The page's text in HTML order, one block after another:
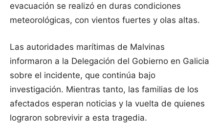
evacuación se realizó en duras condiciones
meteorológicas, con vientos fuertes y olas altas.
Las autoridades marítimas de Malvinas
informaron a la Delegación del Gobierno en Galicia
sobre el incidente, que continúa bajo
investigación. Mientras tanto, las familias de los
afectados esperan noticias y la vuelta de quienes
lograron sobrevivir a esta tragedia.